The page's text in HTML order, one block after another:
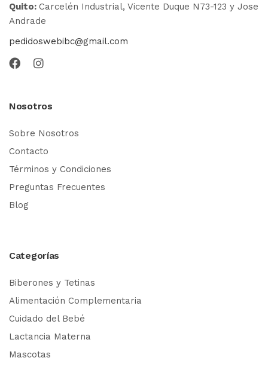
Quito: Carcelén Industrial, Vicente Duque N73-123 y Jose
Andrade
pedidoswebibc@gmail.com
Nosotros
Sobre Nosotros
Contacto
Términos y Condiciones
Preguntas Frecuentes
Blog
Categorías
Biberones y Tetinas
Alimentación Complementaria
Cuidado del Bebé
Lactancia Materna
Mascotas